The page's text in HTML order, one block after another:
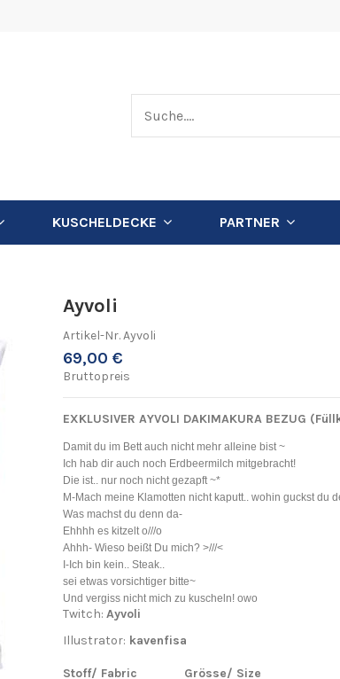
KUSCHELDECKE PARTNER
Ayvoli
Artikel-Nr.Ayvoli
69,00 €
Bruttopreis
EXKLUSIVER AYVOLI DAKIMAKURA BEZUG
Damit du im Bett auch nicht mehr alleine bist ~
Ich hab dir auch noch Erdbeermilch mitgebracht!
Die ist.. nur noch nicht gezapft ~*
M-Mach meine Klamotten nicht kaputt.. wohin guckst du
Was machst du denn da-
Ehhhh es kitzelt o///o
Ahhh- Wieso beißt Du mich? >///<
I-Ich bin kein.. Steak..
sei etwas vorsichtiger bitte~
Und vergiss nicht mich zu kuscheln! owo
Twitch:Ayvoli
Illustrator: kavenfisa
Stoff/ Fabric Grösse/ Size